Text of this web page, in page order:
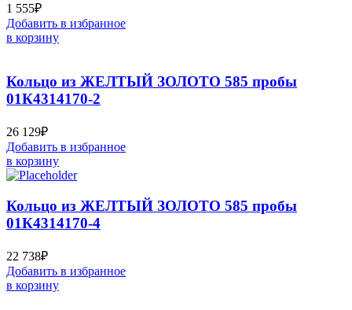
1 555₽
Добавить в избранное
в корзину
Кольцо из ЖЕЛТЫЙ ЗОЛОТО 585 пробы
01К4314170-2
26 129₽
Добавить в избранное
в корзину
Кольцо из ЖЕЛТЫЙ ЗОЛОТО 585 пробы
01К4314170-4
22 738₽
Добавить в избранное
в корзину